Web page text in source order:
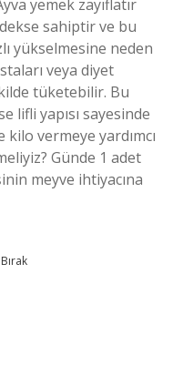
yemek zayıflatır
sahiptir ve bu
yükselmesine neden
veya diyet
tüketebilir. Bu
lifli yapısı sayesinde
vermeye yardımcı
Günde 1 adet
meyve ihtiyacına